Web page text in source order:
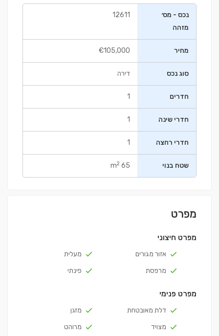
נכס - מס׳
מזהה
12611
מחיר €105,000
סוג נכס דירה
חדרים 1
חדרי שינה 1
חדרי רחצה 1
שטח בנוי 65 m
2
מפרט
מפרט חיצוני
אזור מגורים
מעלית
מרפסת
פינתי
מפרט פנימי
דלת מאובטחת
מזגן
מצויד
מרוהט